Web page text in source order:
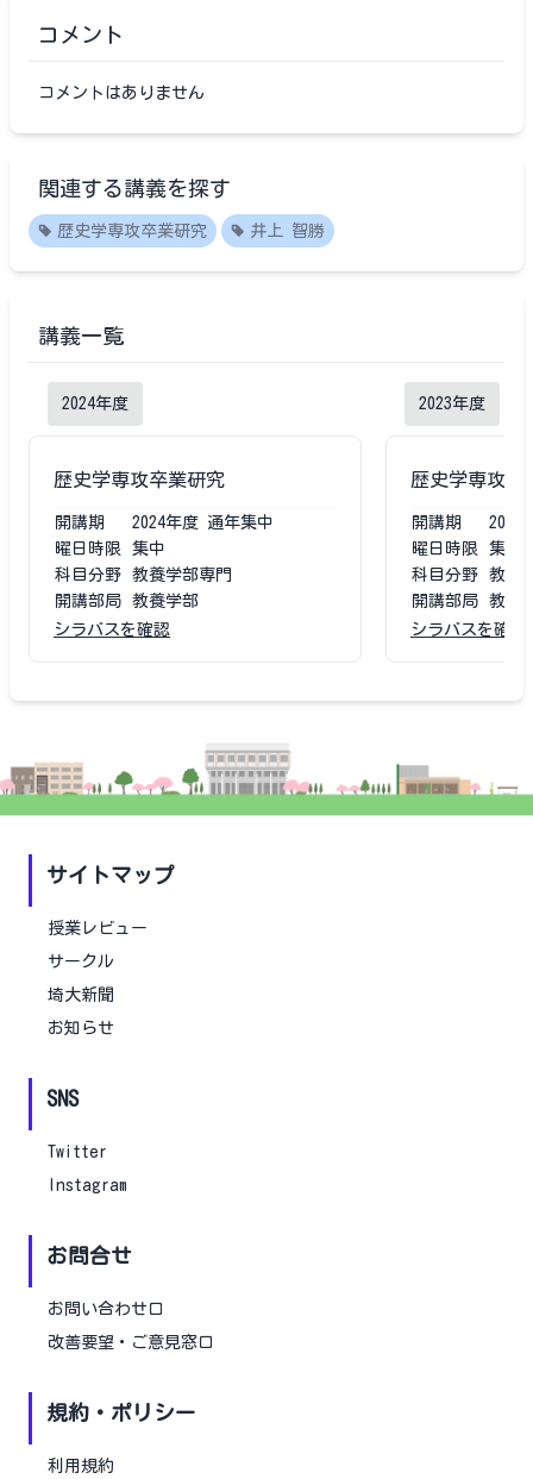
コメント
コメントはありません
関連する講義を探す
歴史学専攻卒業研究 井上 智勝
講義一覧
2024年度
歴史学専攻卒業研究
開講期 2024年度 通年集中
曜日時限
集中
科目分野
教養学部専門
開講部局
教養学部
シラバスを確認
2023年度
歴史学専攻卒
開講期 2023
曜日時限
集中
科目分野
教養
開講部局
教養
シラバスを確認
サイトマップ
授業レビュー
サークル
埼大新聞
お知らせ
SNS
Twitter
Instagram
お問合せ
お問い合わせ口
改善要望・ご意見窓口
規約・ポリシー
利用規約